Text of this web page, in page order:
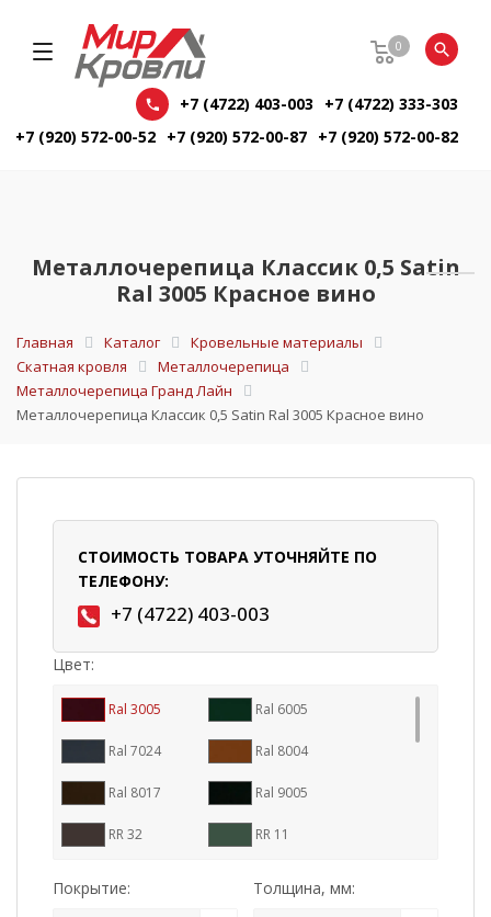
0
+7 (4722) 403-003
+7 (4722) 333-303
+7 (920) 572-00-52 +7 (920) 572-00-87 +7 (920) 572-00-82
Металлочерепица Классик 0,5 Satin
Ral 3005 Красное вино
Главная Каталог
Кровельные материалы
Скатная кровля
Металлочерепица
Металлочерепица Гранд Лайн
Металлочерепица Классик 0,5 Satin Ral 3005 Красное вино
СТОИМОСТЬ ТОВАРА УТОЧНЯЙТЕ ПО
ТЕЛЕФОНУ:
+7 (4722) 403-003
Цвет:
Ral 3005 Ral 6005
Ral 7024 Ral 8004
Ral 8017 Ral 9005
RR 32 RR 11
Покрытие: Толщина, мм: